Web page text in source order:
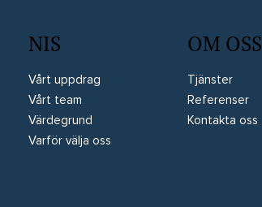
NIS
Vårt uppdrag
Vårt team
Värdegrund
Varför välja oss
OM OSS
Tjänster
Referenser
Kontakta oss